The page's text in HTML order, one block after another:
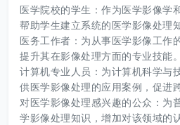
医学院校的学生：作为医学影像学
帮助学生建立系统的医学影像处理知
医务工作者：为从事医学影像工作
提升其在影像处理方面的专业技能。
计算机专业人员：为计算机科学与
供医学影像处理的应用案例，促进
对医学影像处理感兴趣的公众：为
学影像处理知识，增加对该领域的认